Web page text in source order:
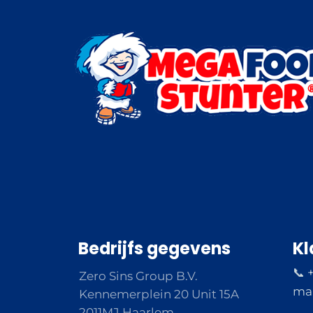
Bedrijfs gegevens
Zero Sins Group B.V.
Kennemerplein 20 Unit 15A
📞